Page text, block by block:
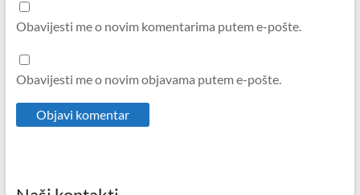
Obavijesti me o novim komentarima putem e-pošte.
Obavijesti me o novim objavama putem e-pošte.